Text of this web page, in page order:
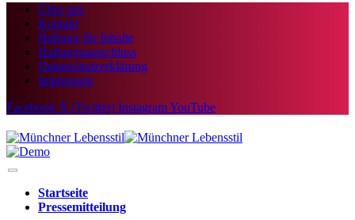
Über uns
Kontakt
Haftung für Inhalte
Haftungsausschluss
Datenschutzerklärung
Impressum
Facebook X (Twitter) InstagramYouTube
Startseite
Pressemitteilung